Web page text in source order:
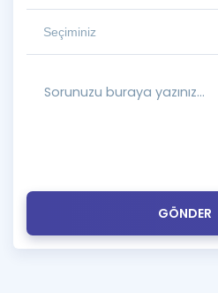
GÖNDER